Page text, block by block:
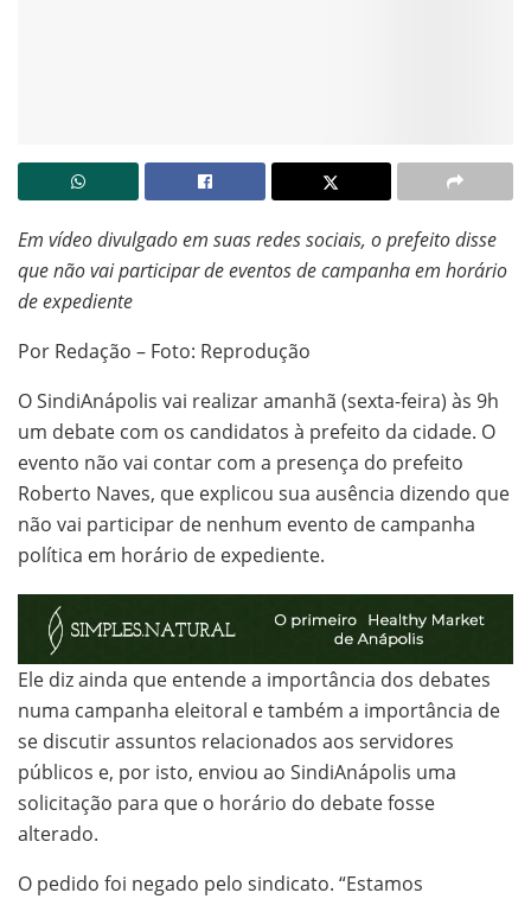
Em vídeo divulgado em suas redes sociais, o prefeito disse
que não vai participar de eventos de campanha em horário
de expediente
Por Redação – Foto: Reprodução
O SindiAnápolis vai realizar amanhã (sexta-feira) às 9h
um debate com os candidatos à prefeito da cidade. O
evento não vai contar com a presença do prefeito
Roberto Naves, que explicou sua ausência dizendo que
não vai participar de nenhum evento de campanha
política em horário de expediente.
Ele diz ainda que entende a importância dos debates
numa campanha eleitoral e também a importância de
se discutir assuntos relacionados aos servidores
públicos e, por isto, enviou ao SindiAnápolis uma
solicitação para que o horário do debate fosse
alterado.
O pedido foi negado pelo sindicato. “Estamos